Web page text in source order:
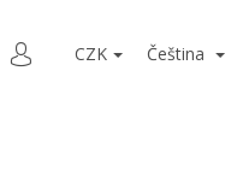
PŘIHLÁŠENÍ
CZK Čeština